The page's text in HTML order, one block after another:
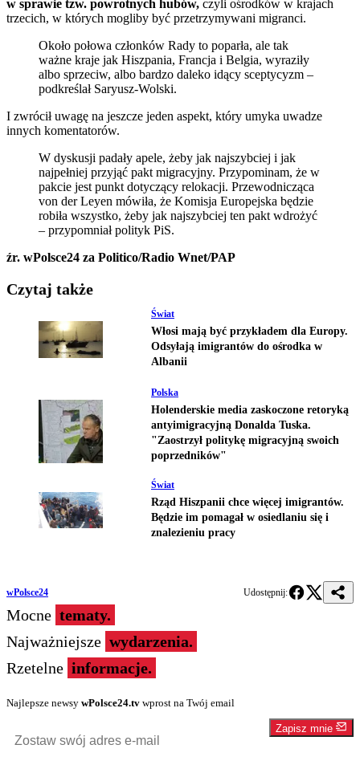
w sprawie tzw. powrotnych hubów, czyli ośrodków w krajach
trzecich, w których mogliby być przetrzymywani migranci.
Około połowa członków Rady to poparła, ale tak
ważne kraje jak Hiszpania, Francja i Belgia, wyraziły
albo sprzeciw, albo bardzo daleko idący sceptycyzm –
podkreślał Saryusz-Wolski.
I zwrócił uwagę na jeszcze jeden aspekt, który umyka uwadze
innych komentatorów.
W dyskusji padały apele, żeby jak najszybciej i jak
najpełniej przyjąć pakt migracyjny. Przypominam, że w
pakcie jest punkt dotyczący relokacji. Przewodnicząca
von der Leyen mówiła, że Komisja Europejska będzie
robiła wszystko, żeby jak najszybciej ten pakt wdrożyć
– przypomniał polityk PiS.
źr. wPolsce24 za Politico/Radio Wnet/PAP
Czytaj także
Świat
Włosi mają być przykładem dla Europy.
Odsyłają imigrantów do ośrodka w
Albanii
Polska
Holenderskie media zaskoczone retoryką
antyimigracyjną Donalda Tuska.
"Zaostrzył politykę migracyjną swoich
poprzedników"
Świat
Rząd Hiszpanii chce więcej imigrantów.
Będzie im pomagał w osiedlaniu się i
znalezieniu pracy
wPolsce24 Udostępnij:
Mocne tematy.
Najważniejsze wydarzenia.
Rzetelne informacje.
Najlepsze newsy wPolsce24.tv wprost na Twój email
Zapisz mnie